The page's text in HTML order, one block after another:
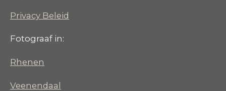
Privacy Beleid
Fotograaf in:
Rhenen
Veenendaal